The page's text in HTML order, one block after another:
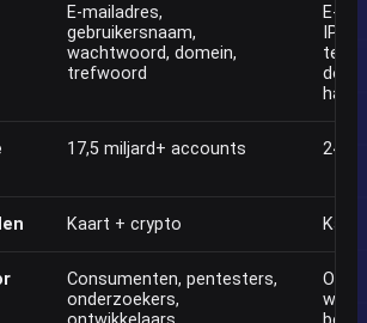
E-mailadres,
gebruikersnaam,
wachtwoord, domein,
trefwoord
E-
IP-
hash
17,5 miljard+ accounts
Kaart + crypto
Consumenten, pentesters,
onderzoekers,